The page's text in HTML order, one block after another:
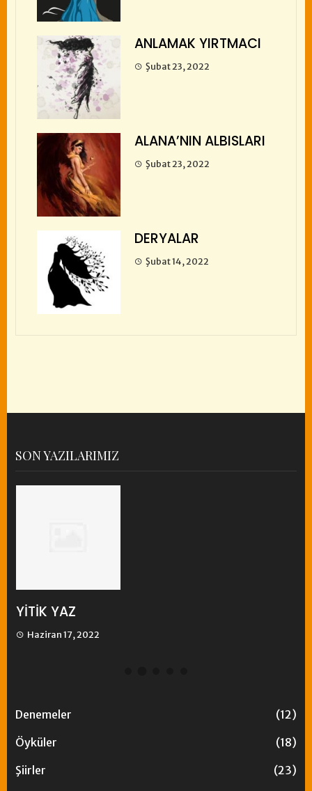
ANLAMAK YIRTMACI
Şubat 23, 2022
ALANA’NIN ALBISLARI
Şubat 23, 2022
DERYALAR
Şubat 14, 2022
SON YAZILARIMIZ
YİTİK YAZ
Haziran 17, 2022
Denemeler
(12)
Öyküler
(18)
Şiirler
(23)